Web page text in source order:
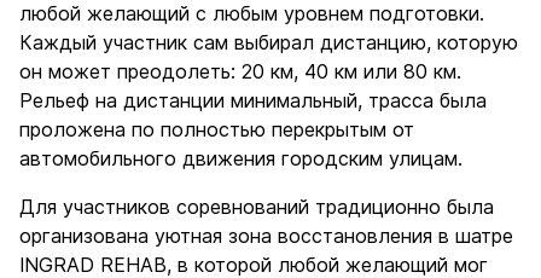
любой желающий с любым уровнем подготовки.
Каждый участник сам выбирал дистанцию, которую
он может преодолеть: 20 км, 40 км или 80 км.
Рельеф на дистанции минимальный, трасса была
проложена по полностью перекрытым от
автомобильного движения городским улицам.
Для участников соревнований традиционно была
организована уютная зона восстановления в шатре
INGRAD REHAB, в которой любой желающий мог